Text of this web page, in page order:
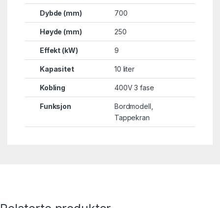
Dybde (mm) 700
Høyde (mm) 250
Effekt (kW) 9
Kapasitet 10 liter
Kobling 400V 3 fase
Funksjon Bordmodell,
Tappekran